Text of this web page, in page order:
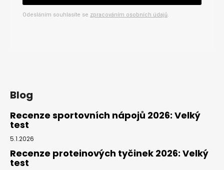
Odesláním souhlasíte se zpracováním osobních údajů.
Blog
Recenze sportovních nápojů 2026: Velký
test
5.1.2026
Recenze proteinových tyčinek 2026: Velký
test